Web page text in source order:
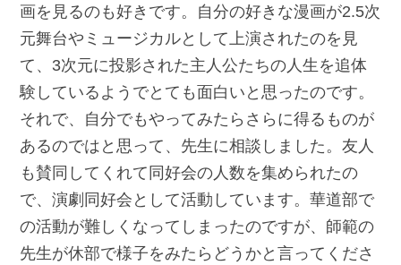
画を見るのも好きです。自分の好きな漫画が2.5次
元舞台やミュージカルとして上演されたのを見
て、3次元に投影された主人公たちの人生を追体
験しているようでとても面白いと思ったのです。
それで、自分でもやってみたらさらに得るものが
あるのではと思って、先生に相談しました。友人
も賛同してくれて同好会の人数を集められたの
で、演劇同好会として活動しています。華道部で
の活動が難しくなってしまったのですが、師範の
先生が休部で様子をみたらどうかと言ってくださ